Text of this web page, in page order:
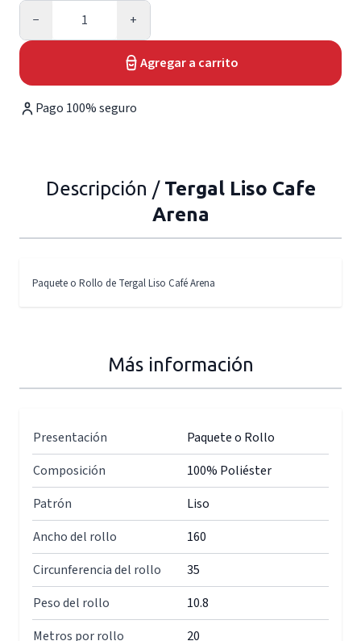
−
Cantidad
+
Agregar a carrito
Pago 100% seguro
Descripción / Tergal Liso Cafe
Arena
Paquete o Rollo de Tergal Liso Café Arena
Más información
Presentación
Paquete o Rollo
Composición
100% Poliéster
Patrón
Liso
Ancho del rollo
160
Circunferencia del rollo
35
Peso del rollo
10.8
Metros por rollo
20